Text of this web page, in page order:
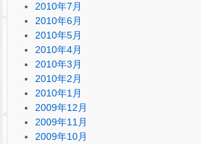
2010年7月
2010年6月
2010年5月
2010年4月
2010年3月
2010年2月
2010年1月
2009年12月
2009年11月
2009年10月